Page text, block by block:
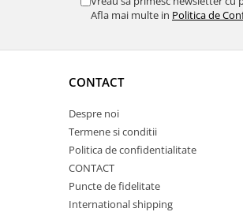
Afla mai multe in Politica de
CONTACT
Despre noi
Termene si conditii
Politica de confidentialitate
CONTACT
Puncte de fidelitate
International shipping